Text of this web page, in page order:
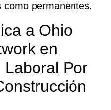
como permanentes.
a Ohio
en
Laboral Por